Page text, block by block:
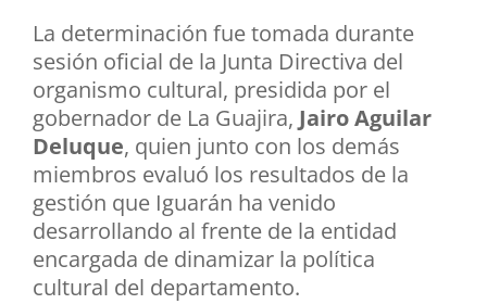
La determinación fue tomada durante
sesión oficial de la Junta Directiva del
organismo cultural, presidida por el
gobernador de La Guajira, Jairo Aguilar
Deluque, quien junto con los demás
miembros evaluó los resultados de la
gestión que Iguarán ha venido
desarrollando al frente de la entidad
encargada de dinamizar la política
cultural del departamento.